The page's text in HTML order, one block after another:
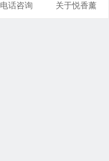
电话咨询 关于悦香薰